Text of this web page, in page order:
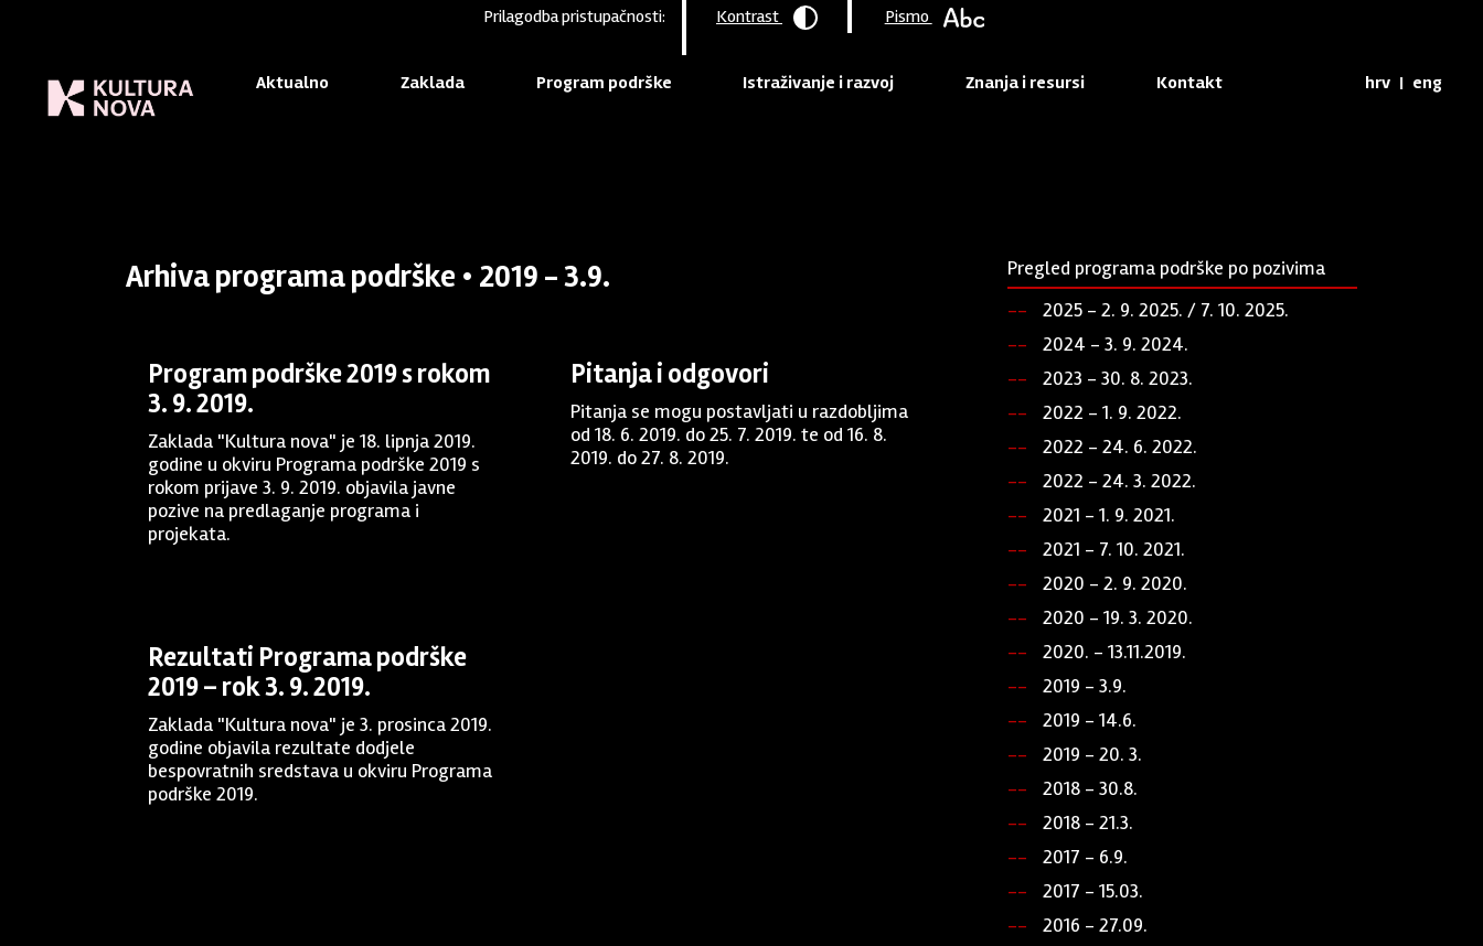
Aktualno Zaklada Program podrške Istraživanje i razvoj Znanja i resursi Kontakt hrv | eng
Arhiva programa podrške • 2019 - 3.9.
Program podrške 2019 s rokom
3. 9. 2019.
Zaklada "Kultura nova" je 18. lipnja 2019.
godine u okviru Programa podrške 2019 s
rokom prijave 3. 9. 2019. objavila javne
pozive na predlaganje programa i
projekata.
Pitanja i odgovori
Pitanja se mogu postavljati u razdobljima
od 18. 6. 2019. do 25. 7. 2019. te od 16. 8.
2019. do 27. 8. 2019.
Rezultati Programa podrške
2019 – rok 3. 9. 2019.
Zaklada "Kultura nova" je 3. prosinca 2019.
godine objavila rezultate dodjele
bespovratnih sredstava u okviru Programa
podrške 2019.
Pregled programa podrške po pozivima
2025 - 2. 9. 2025. / 7. 10. 2025.
2024 - 3. 9. 2024.
2023 - 30. 8. 2023.
2022 - 1. 9. 2022.
2022 - 24. 6. 2022.
2022 - 24. 3. 2022.
2021 - 1. 9. 2021.
2021 - 7. 10. 2021.
2020 - 2. 9. 2020.
2020 - 19. 3. 2020.
2020. - 13.11.2019.
2019 - 3.9.
2019 - 14.6.
2019 - 20. 3.
2018 - 30.8.
2018 - 21.3.
2017 - 6.9.
2017 - 15.03.
2016 - 27.09.
Prilagodba pristupačnosti: Kontrast Pismo